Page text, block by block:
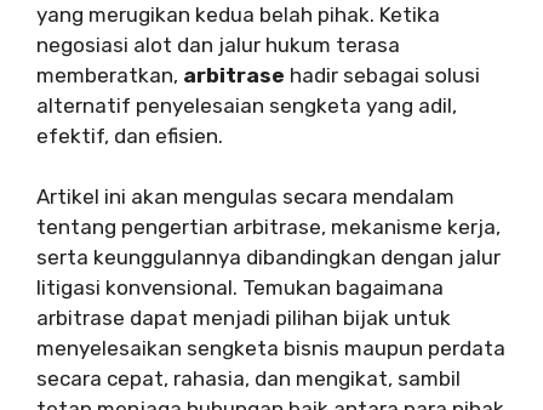
yang merugikan kedua belah pihak. Ketika
negosiasi alot dan jalur hukum terasa
memberatkan, arbitrase hadir sebagai solusi
alternatif penyelesaian sengketa yang adil,
efektif, dan efisien.
Artikel ini akan mengulas secara mendalam
tentang pengertian arbitrase, mekanisme kerja,
serta keunggulannya dibandingkan dengan jalur
litigasi konvensional. Temukan bagaimana
arbitrase dapat menjadi pilihan bijak untuk
menyelesaikan sengketa bisnis maupun perdata
secara cepat, rahasia, dan mengikat, sambil